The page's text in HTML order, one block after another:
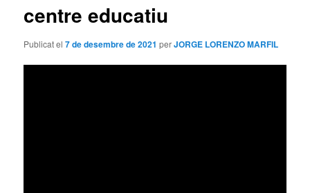
centre educatiu
Publicat el7 de desembre de 2021 perJORGE LORENZO MARFIL